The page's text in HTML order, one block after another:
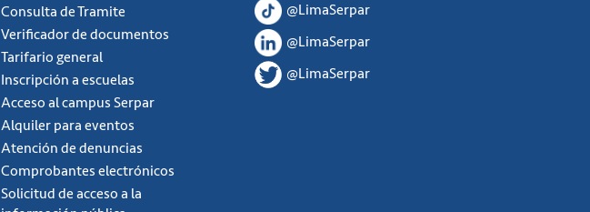
Consulta de Tramite
Verificador de documentos
Tarifario general
Inscripción a escuelas
Acceso al campus Serpar
Alquiler para eventos
Atención de denuncias
Comprobantes electrónicos
Solicitud de acceso a la
@LimaSerpar
@LimaSerpar
@LimaSerpar